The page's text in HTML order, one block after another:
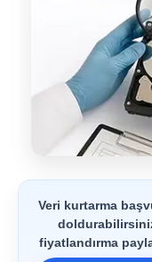
Veri kurtarma
fiyatlandırma